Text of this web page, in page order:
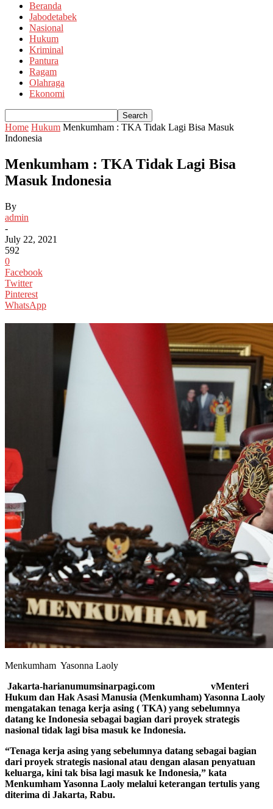
Beranda
Jabodetabek
Nasional
Hukum
Kriminal
Pantura
Ragam
Olahraga
Ekonomi
Home Hukum Menkumham : TKA Tidak Lagi Bisa Masuk
Indonesia
Menkumham : TKA Tidak Lagi Bisa
Masuk Indonesia
By
admin
-
July 22, 2021
592
0
Facebook
Twitter
Pinterest
WhatsApp
Menkumham Yasonna Laoly
Jakarta-harianumumsinarpagi.com vMenteri
Hukum dan Hak Asasi Manusia (Menkumham) Yasonna Laoly
mengatakan tenaga kerja asing ( TKA) yang sebelumnya
datang ke Indonesia sebagai bagian dari proyek strategis
nasional tidak lagi bisa masuk ke Indonesia.
“Tenaga kerja asing yang sebelumnya datang sebagai bagian
dari proyek strategis nasional atau dengan alasan penyatuan
keluarga, kini tak bisa lagi masuk ke Indonesia,” kata
Menkumham Yasonna Laoly melalui keterangan tertulis yang
diterima di Jakarta, Rabu.